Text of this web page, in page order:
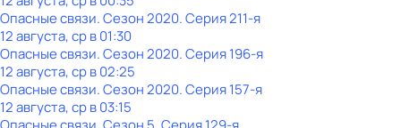
Опасные связи. Сезон 2020. Серия 211-я
12 августа, ср в 01:30
Опасные связи. Сезон 2020. Серия 196-я
12 августа, ср в 02:25
Опасные связи. Сезон 2020. Серия 157-я
12 августа, ср в 03:15